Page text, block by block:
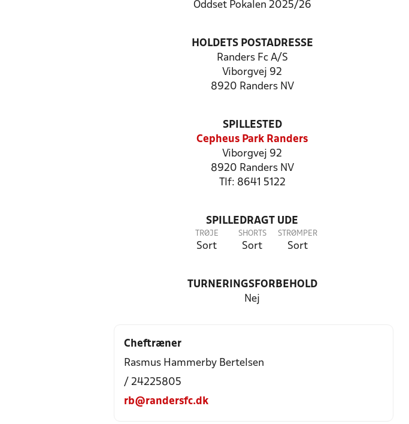
Oddset Pokalen 2025/26
HOLDETS POSTADRESSE
Randers Fc A/S
Viborgvej 92
8920 Randers NV
SPILLESTED
Cepheus Park Randers
Viborgvej 92
8920 Randers NV
Tlf: 8641 5122
SPILLEDRAGT UDE
TRØJE
Sort
SHORTS
Sort
STRØMPER
Sort
TURNERINGSFORBEHOLD
Nej
Cheftræner
Rasmus Hammerby Bertelsen
/ 24225805
rb@randersfc.dk